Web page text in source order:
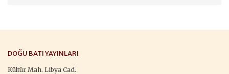
DOĞU BATI YAYINLARI
Kültür Mah. Libya Cad.